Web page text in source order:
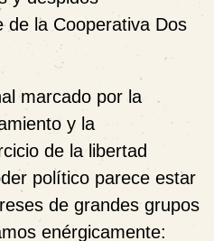
de la Cooperativa Dos
marcado por la
y la
de la libertad
político parece estar
de grandes grupos
enérgicamente: